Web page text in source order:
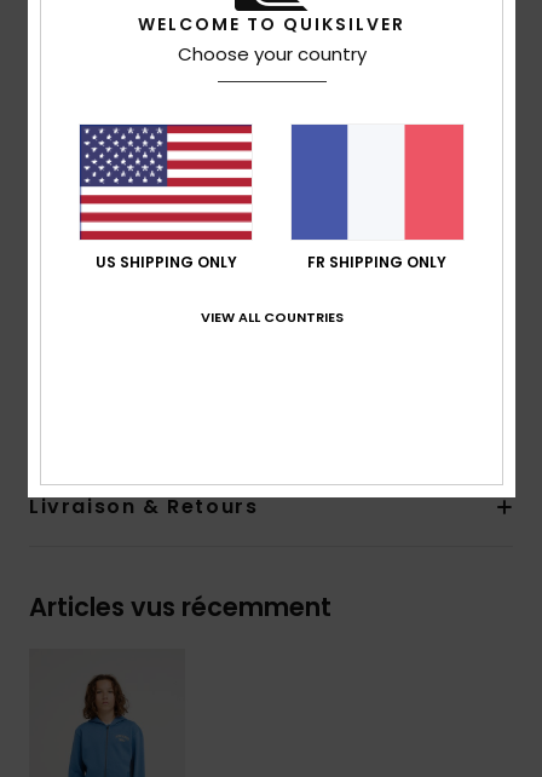
recyclé [280 g/m²]
confort
Fermeture :zip intégral
Poignets et bas en bords-côtes 1x1
Poche :poche kangourou
Caractéristiques :graphisme sur la poitrine et au
Livraison & Retours
Articles vus récemment
WELCOME TO QUIKSILVER
Choose your country
US SHIPPING ONLY FR SHIPPING ONLY
VIEW ALL COUNTRIES